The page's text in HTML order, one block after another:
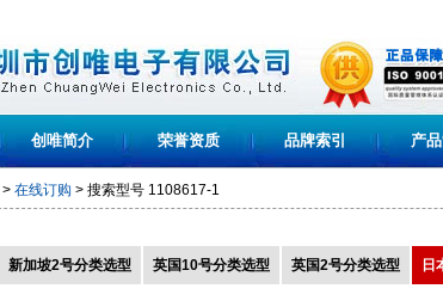
创唯简介 荣誉资质 品牌索引 产
> 在线订购 > 搜索型号 1108617-1
新加坡2号分类选型 英国10号分类选型 英国2号分类选型 日